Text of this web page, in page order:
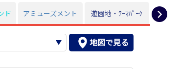
ド アミューズメント 遊園地・ﾃｰﾏﾊﾟｰｸ
地図で見る